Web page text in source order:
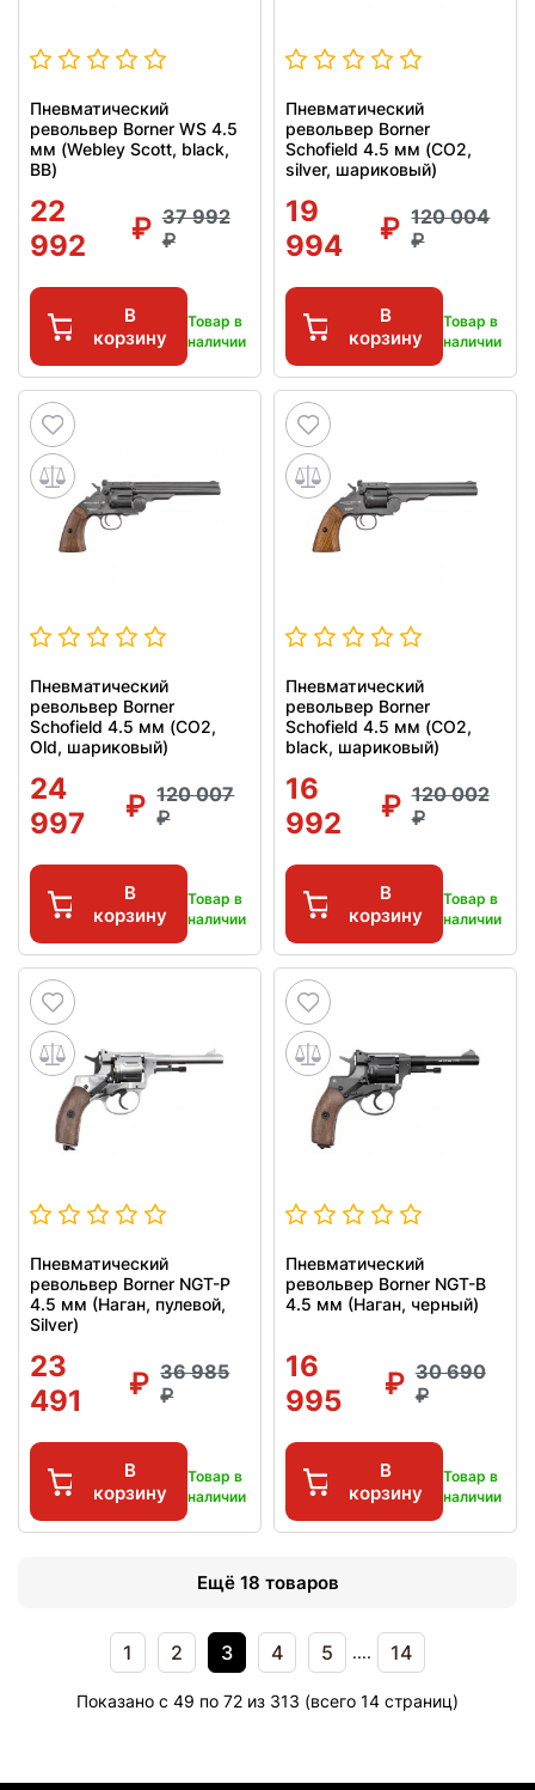
Пневматический
револьвер Borner WS 4.5
мм (Webley Scott, black,
BB)
22
992
37 992
В
корзину
Товар в
наличии
Пневматический
револьвер Borner
Schofield 4.5 мм (CO2,
silver, шариковый)
19
994
120 004
В
корзину
Товар в
наличии
Пневматический
револьвер Borner
Schofield 4.5 мм (CO2,
Old, шариковый)
24
997
120 007
В
корзину
Товар в
наличии
Пневматический
револьвер Borner
Schofield 4.5 мм (CO2,
black, шариковый)
16
992
120 002
В
корзину
Товар в
наличии
Пневматический
револьвер Borner NGT-P
4.5 мм (Наган, пулевой,
Silver)
23
491
36 985
В
корзину
Товар в
наличии
Пневматический
револьвер Borner NGT-B
4.5 мм (Наган, черный)
16
995
30 690
В
корзину
Товар в
наличии
Ещё 18 товаров
1 2 3 4 5 .... 14
Показано с 49 по 72 из 313 (всего 14 страниц)